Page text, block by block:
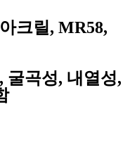
크릴, MR58,
굴곡성, 내열성,